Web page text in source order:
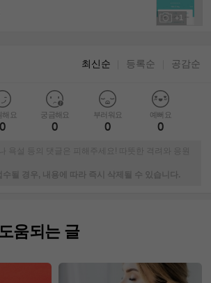
+1
최신순 등록순 공감순
해요
0
궁금해요
0
부러워요
0
예뻐요
0
욕설 등의 댓글은 피해주세요! 따뜻한 격려와 응원
수될 경우, 내용에 따라 즉시 삭제될 수 있습니다.
도움되는 글